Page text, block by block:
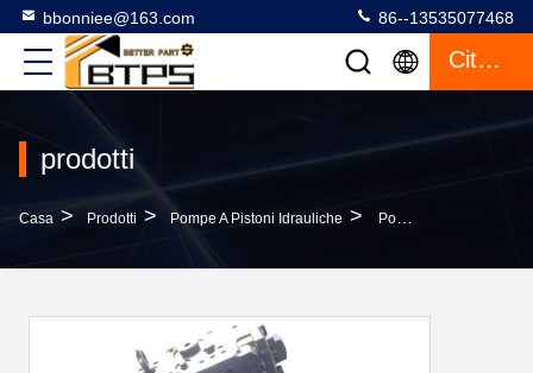
bbonniee@163.com 86--13535077468
Citazione
prodotti
Casa > Prodotti > Pompe A Pistoni Idrauliche > Pompa Principale Idraulica 708-2G-00120 WD600-6 Del Caricatore Della Ruota